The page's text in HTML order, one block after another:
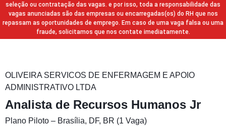
seleção ou contratação das vagas. e por isso, toda a responsabilidade das
vagas anunciadas são das empresas ou encarregadas(os) do RH que nos
repassam as oportunidades de emprego. Em caso de uma vaga falsa ou uma
fraude, solicitamos que nos contate imediatamente.
OLIVEIRA SERVICOS DE ENFERMAGEM E APOIO
ADMINISTRATIVO LTDA
Analista de Recursos Humanos Jr
Plano Piloto – Brasília, DF, BR (1 Vaga)